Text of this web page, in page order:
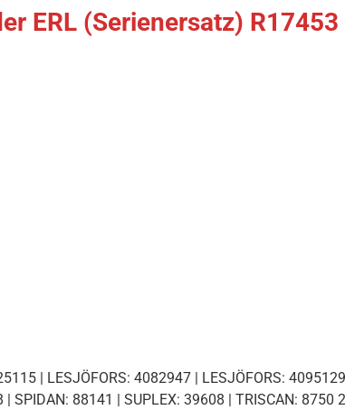
ERL (Serienersatz)
| LESJÖFORS: 4082947 | LESJÖFORS:
SPIDAN: 88141 | SUPLEX: 39608 | TRISCAN: 8750